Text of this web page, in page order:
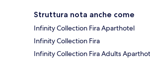
Struttura nota anche come
Infinity Collection Fira Aparthotel
Infinity Collection Fira
Infinity Collection Fira Adults